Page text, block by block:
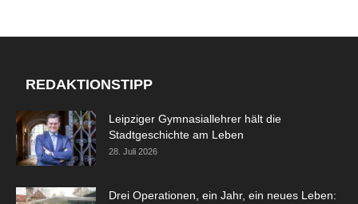
REDAKTIONSTIPP
Leipziger Gymnasiallehrer hält die
Stadtgeschichte am Leben
28. Juli 2026
Drei Operationen, ein Jahr, ein neues Leben: